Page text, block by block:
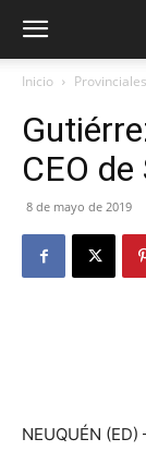
Inicio Provinciales
CEO
8 de mayo de 2019
NEUQUÉN